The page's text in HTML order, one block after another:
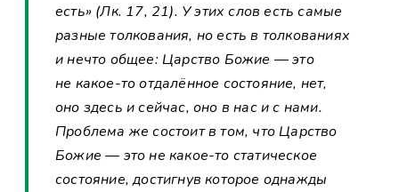
есть» (Лк. 17, 21). У этих слов есть самые
разные толкования, но есть в толкованиях
и нечто общее: Царство Божие — это
не какое-то отдалённое состояние, нет,
оно здесь и сейчас, оно в нас и с нами.
Проблема же состоит в том, что Царство
Божие — это не какое-то статическое
состояние, достигнув которое однажды